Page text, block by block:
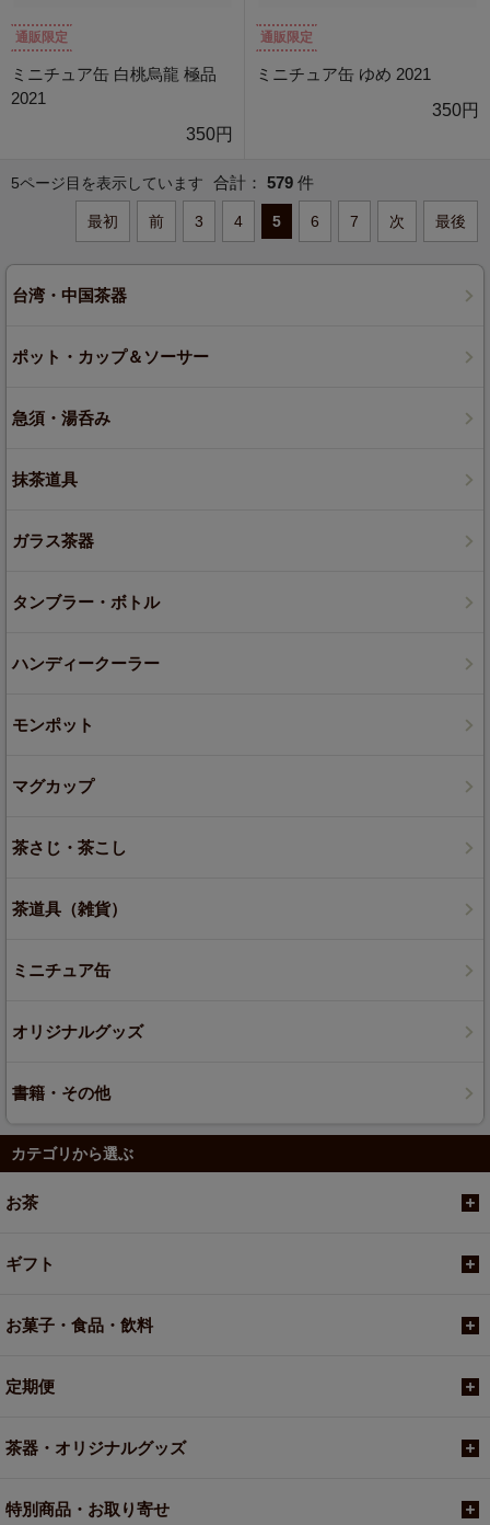
通販限定
ミニチュア缶 白桃烏龍 極品
2021
350円
通販限定
ミニチュア缶 ゆめ 2021
350円
5ページ目を表示しています 合計： 579 件
最初 前 3 4 5 6 7 次 最後
台湾・中国茶器
ポット・カップ＆ソーサー
急須・湯呑み
抹茶道具
ガラス茶器
タンブラー・ボトル
ハンディークーラー
モンポット
マグカップ
茶さじ・茶こし
茶道具（雑貨）
ミニチュア缶
オリジナルグッズ
書籍・その他
カテゴリから選ぶ
お茶
ギフト
お菓子・食品・飲料
定期便
茶器・オリジナルグッズ
特別商品・お取り寄せ